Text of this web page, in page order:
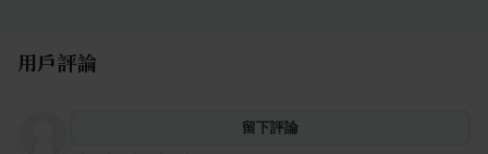
用戶評論
留下評論